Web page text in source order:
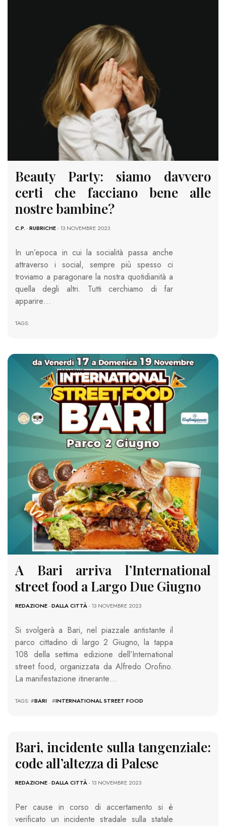
Beauty Party: siamo davvero
certi che facciano bene alle
nostre bambine?
C.P. -RUBRICHE- 13 NOVEMBRE 2023
In un’epoca in cui la socialità passa anche
attraverso i social, sempre più spesso ci
troviamo a paragonare la nostra quotidianità a
quella degli altri. Tutti cerchiamo di far
apparire…
TAGS:
1635 VIEWS
A Bari arriva l’International
street food a Largo Due Giugno
REDAZIONE-DALLA CITTÀ- 13 NOVEMBRE 2023
Si svolgerà a Bari, nel piazzale antistante il
parco cittadino di largo 2 Giugno, la tappa
108 della settima edizione dell’International
street food, organizzata da Alfredo Orofino.
La manifestazione itinerante…
TAGS: #BARI #INTERNATIONAL STREET FOOD
Bari, incidente sulla tangenziale:
code all’altezza di Palese
REDAZIONE-DALLA CITTÀ- 13 NOVEMBRE 2023
Per cause in corso di accertamento si è
verificato un incidente stradale sulla statale